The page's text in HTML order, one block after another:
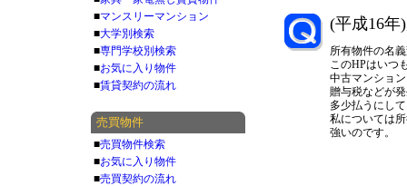
(平成16年
所有物件の名
このHPはいつ
中古マンショ
贈与税などが
多少払うにし
私については
強いのです。
■マンスリーマンション
■大学別検索
■専門学校別検索
■お気に入り物件
■賃貸契約の流れ
売買物件
■売買物件検索
■お気に入り物件
■売買契約の流れ